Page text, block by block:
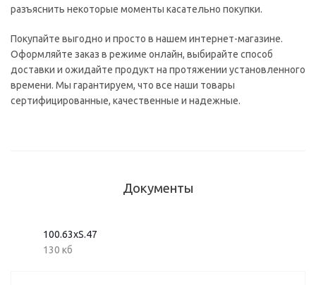
разъяснить некоторые моменты касательно покупки.
Покупайте выгодно и просто в нашем интернет-магазине.
Оформляйте заказ в режиме онлайн, выбирайте способ
доставки и ожидайте продукт на протяжении установленного
времени. Мы гарантируем, что все наши товары
сертифицированные, качественные и надежные.
Документы
100.63хS.47
130 кб